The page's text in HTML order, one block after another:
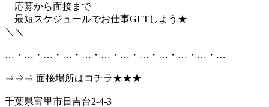
応募から面接まで
最短スケジュールでお仕事GETしよう★
＼＼
…・…・…・…・…・…・…・…・…・…・…・…
⇒⇒⇒ 面接場所はコチラ★★★
千葉県富里市日吉台2-4-3